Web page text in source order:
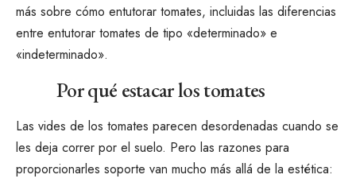
más sobre cómo entutorar tomates, incluidas las diferencias
entre entutorar tomates de tipo «determinado» e
«indeterminado».
Por qué estacar los tomates
Las vides de los tomates parecen desordenadas cuando se
les deja correr por el suelo. Pero las razones para
proporcionarles soporte van mucho más allá de la estética: